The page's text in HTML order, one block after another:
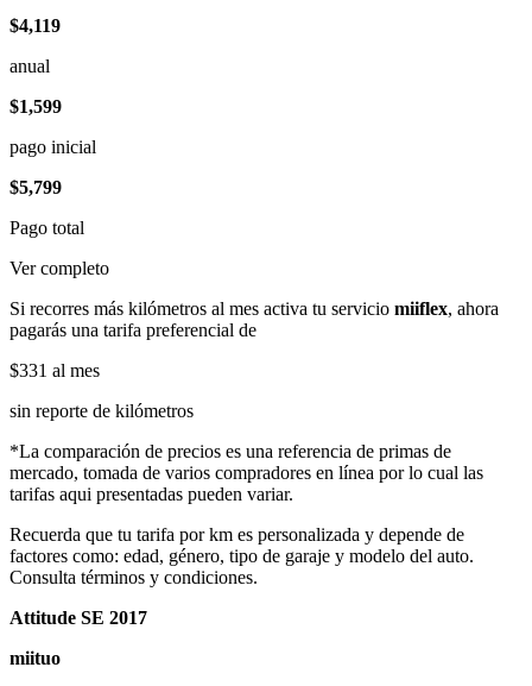
$4,119
anual
$1,599
pago inicial
$5,799
Pago total
Ver completo
Si recorres más kilómetros al mes activa tu servicio miiflex, ahora
pagarás una tarifa preferencial de
$331 al mes
sin reporte de kilómetros
*La comparación de precios es una referencia de primas de
mercado, tomada de varios compradores en línea por lo cual las
tarifas aqui presentadas pueden variar.
Recuerda que tu tarifa por km es personalizada y depende de
factores como: edad, género, tipo de garaje y modelo del auto.
Consulta términos y condiciones.
Attitude SE 2017
miituo